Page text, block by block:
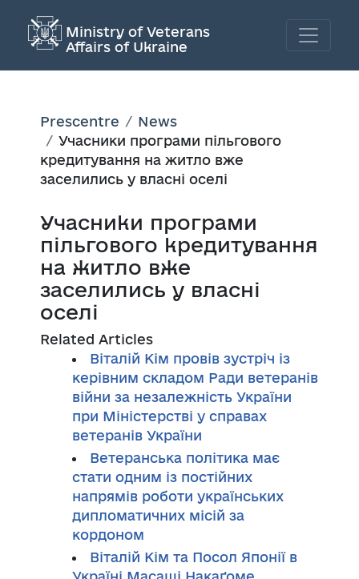
Ministry of Veterans
Affairs of Ukraine
Prescentre
News
Учасники програми пільгового
кредитування на житло вже
заселились у власні оселі
Учасники програми
пільгового кредитування
на житло вже
заселились у власні
оселі
Related Articles
Віталій Кім провів зустріч із
керівним складом Ради ветеранів
війни за незалежність України
при Міністерстві у справах
ветеранів України
Ветеранська політика має
стати одним із постійних
напрямів роботи українських
дипломатичних місій за
кордоном
Віталій Кім та Посол Японії в
Україні Масаші Накаґоме